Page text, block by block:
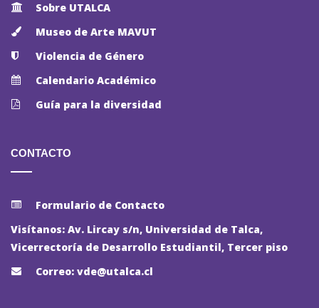
Sobre UTALCA
Museo de Arte MAVUT
Violencia de Género
Calendario Académico
Guía para la diversidad
CONTACTO
Formulario de Contacto
Visítanos: Av. Lircay s/n, Universidad de Talca,
Vicerrectoría de Desarrollo Estudiantil, Tercer piso
Correo: vde@utalca.cl